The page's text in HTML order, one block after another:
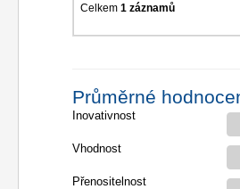
Celkem1 záznamů
Průměrné
Inovativnost
Vhodnost
Přenositelnost